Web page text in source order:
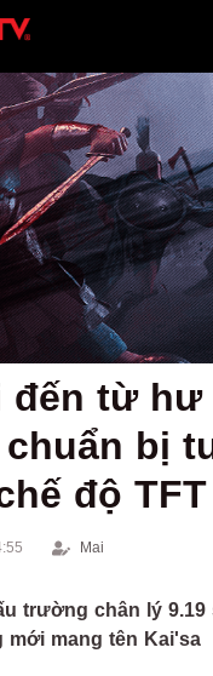
đến từ hư
bị
độ TFT
Mai
trường chân lý
mang tên Kai'sa